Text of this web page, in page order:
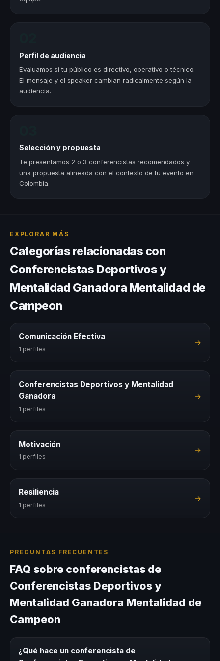
Perfil de audiencia
Evaluamos si tu público es directivo, operativo o técnico.
El mensaje y el speaker cambian radicalmente según la
audiencia.
Selección y propuesta
Te presentamos 2 o 3 conferencistas recomendados y
una propuesta alineada con el contexto de tu evento en
Colombia.
EXPLORAR MÁS
Categorías relacionadas con
Conferencistas Deportivos y
Mentalidad Ganadora Mentalidad de
Campeon
Comunicación Efectiva
1 perfiles
→
Conferencistas Deportivos y Mentalidad
Ganadora
1 perfiles
→
Motivación
1 perfiles
→
Resiliencia
1 perfiles
→
PREGUNTAS FRECUENTES
FAQ sobre conferencistas de
Conferencistas Deportivos y
Mentalidad Ganadora Mentalidad de
Campeon
¿Qué hace un conferencista de